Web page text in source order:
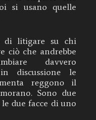
si usano quelle
di litigare su chi
ciò che andrebbe
davvero
discussione le
reggono il
Sono due
due facce di uno